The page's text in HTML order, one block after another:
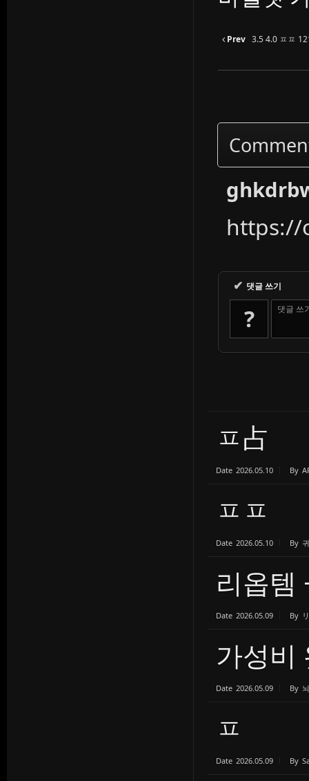
Prev 3.5 4.0 ㅍㅍ
https://
✔ 댓글 쓰기
? 댓글 쓰
ㅍ占
Date 2026.05.10 By
ㅍㅍ
Date 2026.05.10 By
리옵템
Date 2026.05.09 By
가성비
Date 2026.05.09 By
ㅍ
Date 2026.05.09 By